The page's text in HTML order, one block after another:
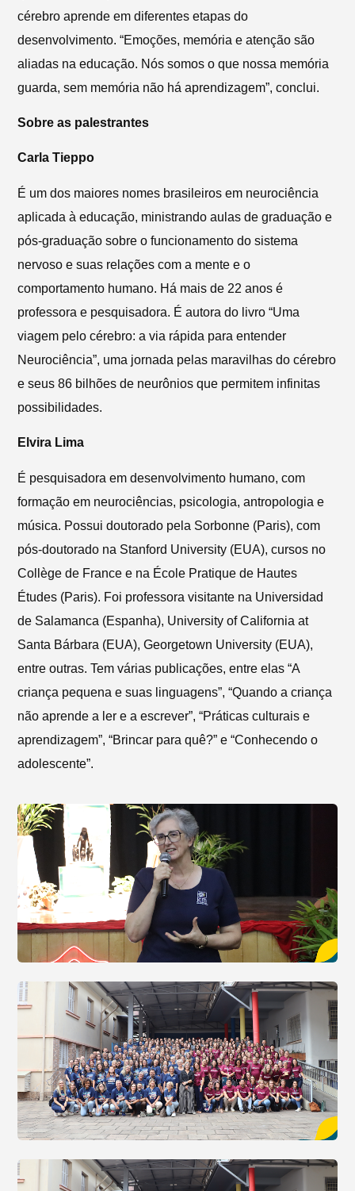
cérebro aprende em diferentes etapas do
desenvolvimento. “Emoções, memória e atenção são
aliadas na educação. Nós somos o que nossa memória
guarda, sem memória não há aprendizagem”, conclui.
Sobre as palestrantes
Carla Tieppo
É um dos maiores nomes brasileiros em neurociência
aplicada à educação, ministrando aulas de graduação e
pós-graduação sobre o funcionamento do sistema
nervoso e suas relações com a mente e o
comportamento humano. Há mais de 22 anos é
professora e pesquisadora. É autora do livro “Uma
viagem pelo cérebro: a via rápida para entender
Neurociência”, uma jornada pelas maravilhas do cérebro
e seus 86 bilhões de neurônios que permitem infinitas
possibilidades.
Elvira Lima
É pesquisadora em desenvolvimento humano, com
formação em neurociências, psicologia, antropologia e
música. Possui doutorado pela Sorbonne (Paris), com
pós-doutorado na Stanford University (EUA), cursos no
Collège de France e na École Pratique de Hautes
Études (Paris). Foi professora visitante na Universidad
de Salamanca (Espanha), University of California at
Santa Bárbara (EUA), Georgetown University (EUA),
entre outras. Tem várias publicações, entre elas “A
criança pequena e suas linguagens”, “Quando a criança
não aprende a ler e a escrever”, “Práticas culturais e
aprendizagem”, “Brincar para quê?” e “Conhecendo o
adolescente”.